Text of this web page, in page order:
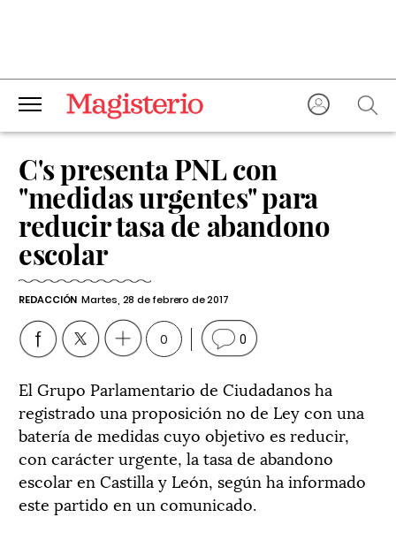
C's presenta PNL con
"medidas urgentes" para
reducir tasa de abandono
escolar
REDACCIÓN Martes, 28 de febrero de 2017
0 0
El Grupo Parlamentario de Ciudadanos ha
registrado una proposición no de Ley con una
batería de medidas cuyo objetivo es reducir,
con carácter urgente, la tasa de abandono
escolar en Castilla y León, según ha informado
este partido en un comunicado.